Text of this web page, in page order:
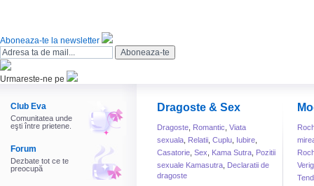
Aboneaza-te la newsletter
Urmareste-ne pe
Club Eva
Comunitatea unde
eşti între prietene.
Forum
Dezbate tot ce te
preocupă
Dragoste & Sex
Dragoste Romantic Viata
sexuala Relatii Cuplu Iubire
Casatorie Sex Kama Sutra Pozitii
sexuale Kamasutra Declaratii de
dragoste